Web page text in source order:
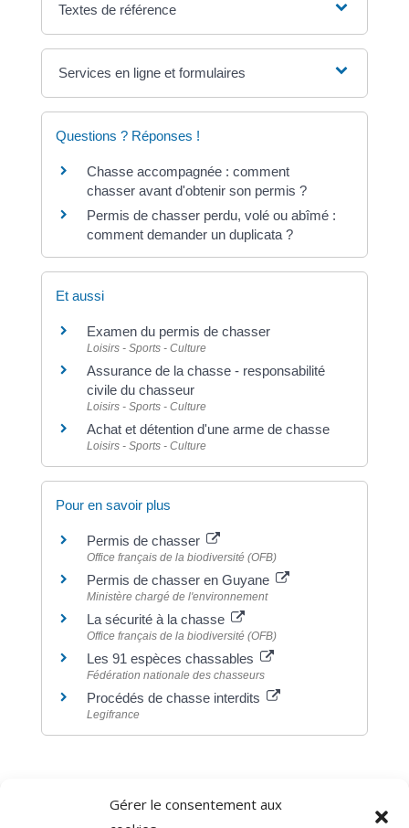
Gérer le consentement aux
Textes de référence
Services en ligne et formulaires
Questions ? Réponses !
Chasse accompagnée : comment
chasser avant d'obtenir son permis ?
Permis de chasser perdu, volé ou abîmé :
comment demander un duplicata ?
Et aussi
Examen du permis de chasser
Loisirs - Sports - Culture
Assurance de la chasse - responsabilité
civile du chasseur
Loisirs - Sports - Culture
Achat et détention d'une arme de chasse
Loisirs - Sports - Culture
Pour en savoir plus
Permis de chasser
Office français de la biodiversité (OFB)
Permis de chasser en Guyane
Ministère chargé de l'environnement
La sécurité à la chasse
Office français de la biodiversité (OFB)
Les 91 espèces chassables
Fédération nationale des chasseurs
Procédés de chasse interdits
Legifrance
Direction de l'information légale et administrative